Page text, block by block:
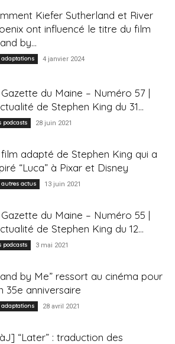
Kiefer Sutherland et River
ont influencé le titre du film
by...
adaptations 4 janvier 2024
Gazette du Maine – Numéro 57 |
de Stephen King du 31...
podcasts 28 juin 2021
film adapté de Stephen King qui a
“Luca” à Pixar et Disney
autres actus 13 juin 2021
Gazette du Maine – Numéro 55 |
de Stephen King du 12...
podcasts 3 mai 2021
by Me” ressort au cinéma pour
35e anniversaire
adaptations 28 avril 2021
“Later” : traduction des